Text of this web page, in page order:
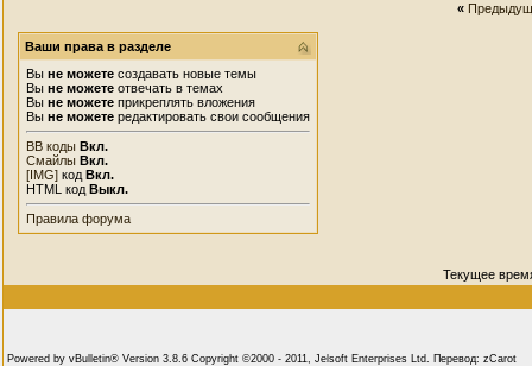
Гость (F) (F) (F) +++(F) (F) (F) ... 04.01.2011,
«
Ваши права в разделе
Вы не можете создавать новые темы
Вы не можете отвечать в темах
Вы не можете прикреплять вложения
Вы не можете редактировать свои сообщения
BB коды Вкл.
Смайлы Вкл.
[IMG] код Вкл.
HTML код Выкл.
Правила форума
Текущее
Powered by vBulletin® Version 3.8.6 Copyright ©2000 - 2011, Jelsoft Enterprises Ltd. Перевод: zCarot